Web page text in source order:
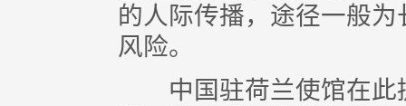
的人际传播，途径一般
风险。
中国驻荷兰使馆在此